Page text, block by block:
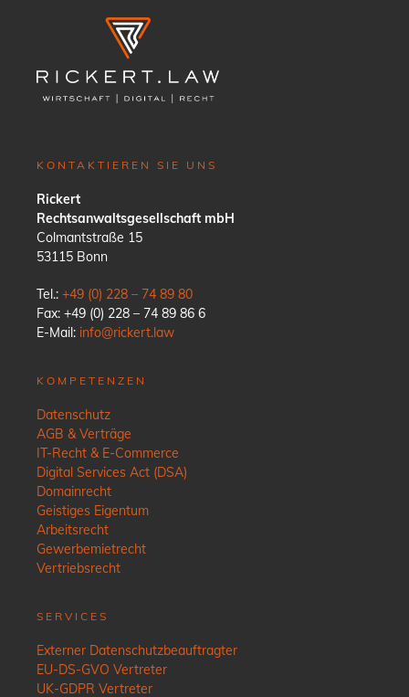
KONTAKTIEREN SIE UNS
Rickert
Rechtsanwaltsgesellschaft mbH
Colmantstraße 15
53115 Bonn
Tel.: +49 (0) 228 – 74 89 80
Fax: +49 (0) 228 – 74 89 86 6
E-Mail: info@rickert.law
KOMPETENZEN
Datenschutz
AGB & Verträge
IT-Recht & E-Commerce
Digital Services Act (DSA)
Domainrecht
Geistiges Eigentum
Arbeitsrecht
Gewerbemietrecht
Vertriebsrecht
SERVICES
Externer Datenschutzbeauftragter
EU-DS-GVO Vertreter
UK-GDPR Vertreter